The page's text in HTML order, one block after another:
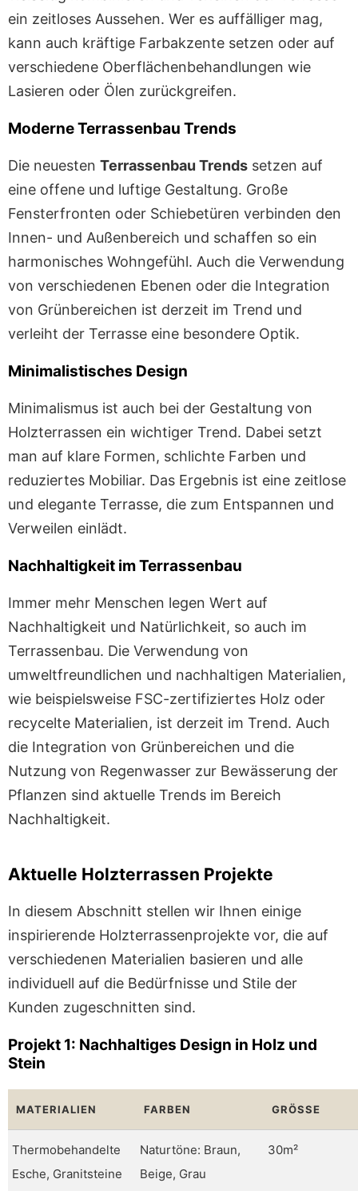
ein zeitloses Aussehen. Wer es auffälliger mag,
kann auch kräftige Farbakzente setzen oder auf
verschiedene Oberflächenbehandlungen wie
Lasieren oder Ölen zurückgreifen.
Moderne Terrassenbau Trends
Die neuesten Terrassenbau Trends setzen auf
eine offene und luftige Gestaltung. Große
Fensterfronten oder Schiebetüren verbinden den
Innen- und Außenbereich und schaffen so ein
harmonisches Wohngefühl. Auch die Verwendung
von verschiedenen Ebenen oder die Integration
von Grünbereichen ist derzeit im Trend und
verleiht der Terrasse eine besondere Optik.
Minimalistisches Design
Minimalismus ist auch bei der Gestaltung von
Holzterrassen ein wichtiger Trend. Dabei setzt
man auf klare Formen, schlichte Farben und
reduziertes Mobiliar. Das Ergebnis ist eine zeitlose
und elegante Terrasse, die zum Entspannen und
Verweilen einlädt.
Nachhaltigkeit im Terrassenbau
Immer mehr Menschen legen Wert auf
Nachhaltigkeit und Natürlichkeit, so auch im
Terrassenbau. Die Verwendung von
umweltfreundlichen und nachhaltigen Materialien,
wie beispielsweise FSC-zertifiziertes Holz oder
recycelte Materialien, ist derzeit im Trend. Auch
die Integration von Grünbereichen und die
Nutzung von Regenwasser zur Bewässerung der
Pflanzen sind aktuelle Trends im Bereich
Nachhaltigkeit.
Aktuelle Holzterrassen Projekte
In diesem Abschnitt stellen wir Ihnen einige
inspirierende Holzterrassenprojekte vor, die auf
verschiedenen Materialien basieren und alle
individuell auf die Bedürfnisse und Stile der
Kunden zugeschnitten sind.
Projekt 1: Nachhaltiges Design in Holz und
Stein
MATERIALIEN FARBEN GRÖSSE
Thermobehandelte
Esche, Granitsteine
Naturtöne: Braun,
Beige, Grau
30m²